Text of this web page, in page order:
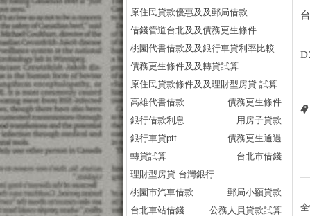
原住民貸款優惠及及郵局借款
借錢管道台北及及債務更生條件
桃園代書借款及及銀行車貸利率比較
債務更生條件及及轉貸試算
原住民貸款條件及及理財型房貸 試算
高雄代書借款
債務更生條件
銀行借款利息
用房子貸款
銀行車貸ptt
債務更生通過
轉貸試算
台北市借錢
理財型房貸 台灣銀行
桃園市汽車借款
郵局小額貸款
台北車站借錢
公務人員貸款試算